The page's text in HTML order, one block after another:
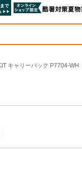
キャリーバック P7704-WH